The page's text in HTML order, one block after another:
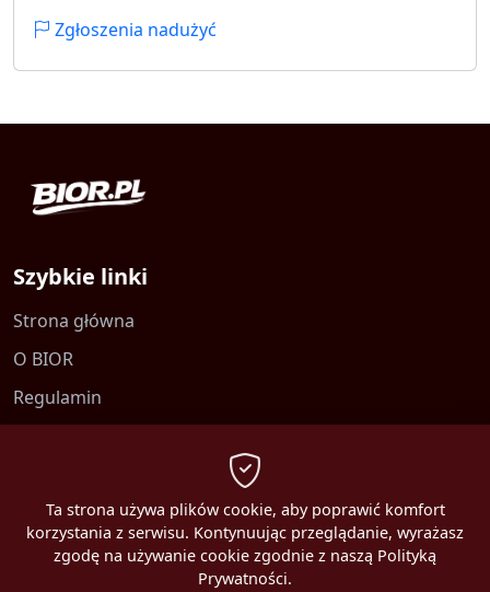
Zgłoszenia nadużyć
Szybkie linki
Strona główna
O BIOR
Regulamin
Ta strona używa plików cookie, aby poprawić komfort
korzystania z serwisu. Kontynuując przeglądanie, wyrażasz
zgodę na używanie cookie zgodnie z naszą Polityką
Prywatności.